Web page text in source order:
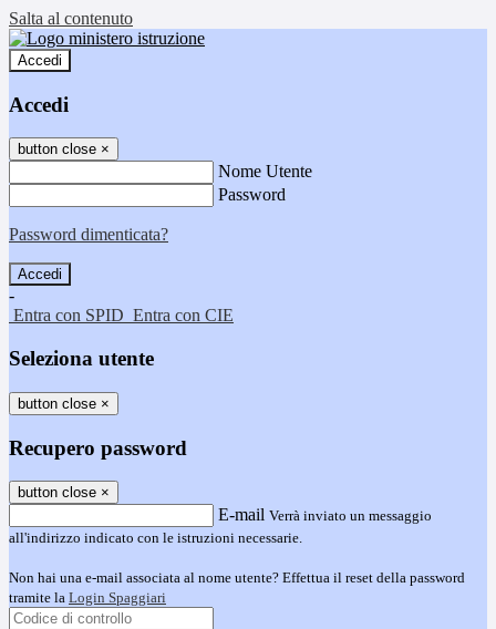
Salta al contenuto
Accedi
Accedi
button close ×
Nome Utente
Password
Password dimenticata?
-
Entra con SPID Entra con CIE
Seleziona utente
button close ×
Recupero password
button close ×
E-mail Verrà inviato un messaggio
all'indirizzo indicato con le istruzioni necessarie.
Non hai una e-mail associata al nome utente? Effettua il reset della password
tramite la Login Spaggiari